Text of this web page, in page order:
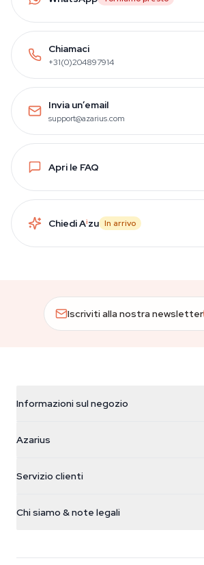
Chiamaci
+31(0)204897914
Invia un’email
support@azarius.com
Apri le FAQ
Chiedi Aizu In arrivo
Iscriviti alla nostra newsletter
Informazioni sul negozio
Galvaniweg 11
Nederland
+31(0)204897914
Azarius
Smokeshop
Servizio clienti
Chi siamo & note legali
Wiki